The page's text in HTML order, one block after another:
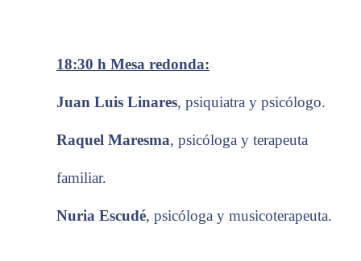
18:30 h Mesa redonda:
Juan Luis Linares, psiquiatra y psicólogo.
Raquel Maresma, psicóloga y terapeuta
familiar.
Nuria Escudé, psicóloga y musicoterapeuta.